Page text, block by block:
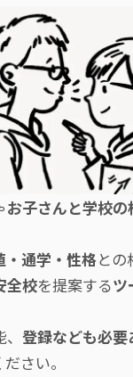
お子さんと学校の
・通学・性格との
全校を提案するツ
登録なども必要
さい。